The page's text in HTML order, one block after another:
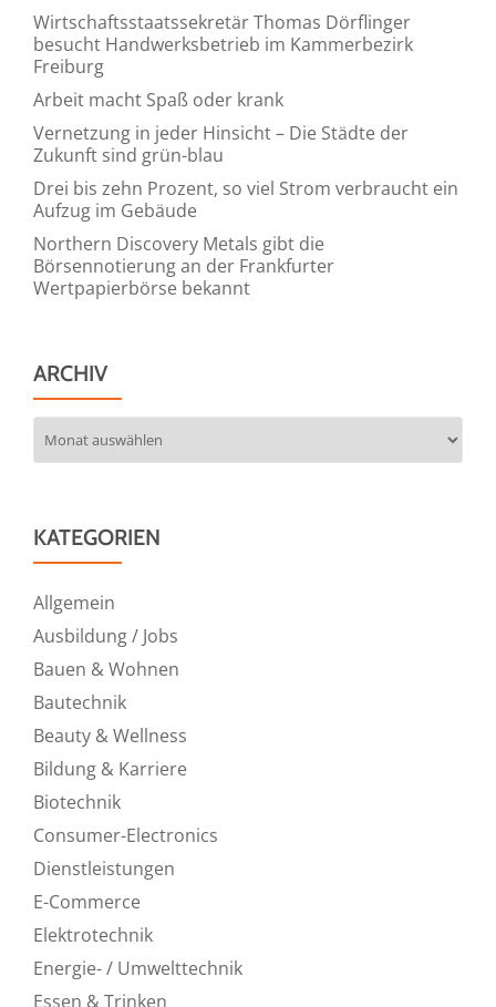
April
2023
Wirtschaftsstaatssekretär Thomas Dörflinger
besucht Handwerksbetrieb im Kammerbezirk
Freiburg
Arbeit macht Spaß oder krank
Vernetzung in jeder Hinsicht – Die Städte der
Zukunft sind grün-blau
Drei bis zehn Prozent, so viel Strom verbraucht ein
Aufzug im Gebäude
Northern Discovery Metals gibt die
Börsennotierung an der Frankfurter
Wertpapierbörse bekannt
ARCHIV
KATEGORIEN
Allgemein
Ausbildung / Jobs
Bauen & Wohnen
Bautechnik
Beauty & Wellness
Bildung & Karriere
Biotechnik
Consumer-Electronics
Dienstleistungen
E-Commerce
Elektrotechnik
Energie- / Umwelttechnik
Essen & Trinken